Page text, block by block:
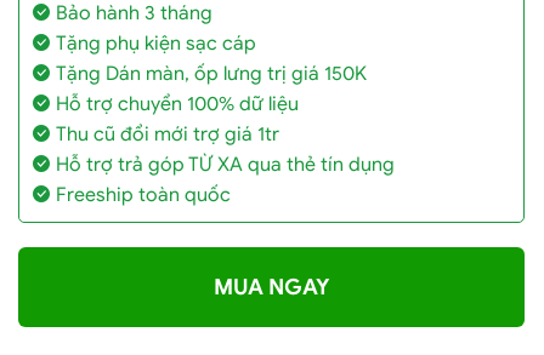
Bảo hành 3 tháng
Tặng phụ kiện sạc cáp
Tặng Dán màn, ốp lưng trị giá 150K
Hỗ trợ chuyển 100% dữ liệu
Thu cũ đổi mới trợ giá 1tr
Hỗ trợ trả góp TỪ XA qua thẻ tín dụng
Freeship toàn quốc
MUA NGAY